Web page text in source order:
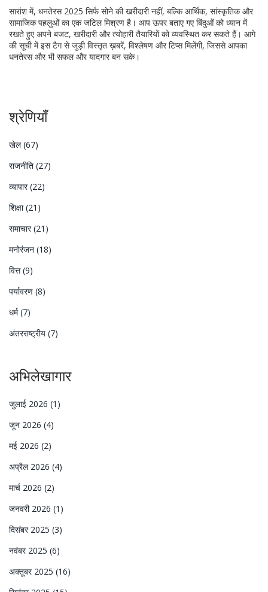
सारांश में, धनतेरस 2025 सिर्फ सोने की खरीदारी नहीं, बल्कि आर्थिक, सांस्कृतिक और
सामाजिक पहलुओं का एक जटिल मिश्रण है। आप ऊपर बताए गए बिंदुओं को ध्यान में
रखते हुए अपने बजट, खरीदारी और त्योहारी तैयारियों को व्यवस्थित कर सकते हैं। आगे
की सूची में इस टैग से जुड़ी विस्तृत ख़बरें, विश्लेषण और टिप्स मिलेंगी, जिससे आपका
धनतेरस और भी सफल और यादगार बन सके।
श्रेणियाँ
खेल(67)
राजनीति (27)
व्यापार(22)
शिक्षा(21)
समाचार(21)
मनोरंजन (18)
वित्त(9)
पर्यावरण (8)
धर्म(7)
अंतरराष्ट्रीय (7)
अभिलेखागार
जुलाई 2026 (1)
जून 2026 (4)
मई 2026 (2)
अप्रैल 2026 (4)
मार्च 2026 (2)
जनवरी 2026 (1)
दिसंबर 2025 (3)
नवंबर 2025 (6)
अक्तूबर 2025 (16)